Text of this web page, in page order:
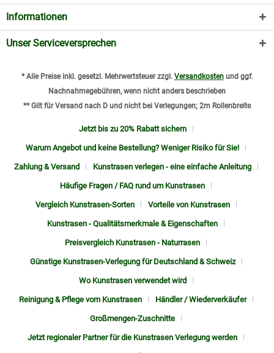
Informationen
Unser Serviceversprechen
* Alle Preise inkl. gesetzl. Mehrwertsteuer zzgl. Versandkostenund ggf.
Nachnahmegebühren, wenn nicht anders beschrieben
** Gilt für Versand nach D und nicht bei Verlegungen; 2m Rollenbreite
Jetzt bis zu 20% Rabatt sichern
Warum Angebot und keine Bestellung? Weniger Risiko für Sie!
Zahlung & Versand Kunstrasen verlegen - eine einfache Anleitung
Häufige Fragen / FAQ rund um Kunstrasen
Vergleich Kunstrasen-Sorten Vorteile von Kunstrasen
Kunstrasen - Qualitätsmerkmale & Eigenschaften
Preisvergleich Kunstrasen - Naturrasen
Günstige Kunstrasen-Verlegung für Deutschland & Schweiz
Wo Kunstrasen verwendet wird
Reinigung & Pflege vom Kunstrasen Händler / Wiederverkäufer
Großmengen-Zuschnitte
Jetzt regionaler Partner für die Kunstrasen Verlegung werden